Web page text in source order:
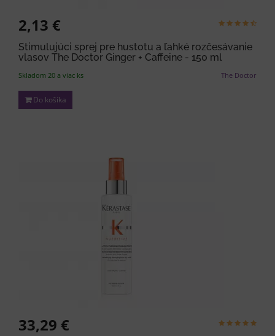
2,13 €
Stimulujúci sprej pre hustotu a ľahké rozčesávanie
vlasov The Doctor Ginger + Caffeine - 150 ml
The Doctor
Skladom 20 a viac ks
Do košíka
33,29 €